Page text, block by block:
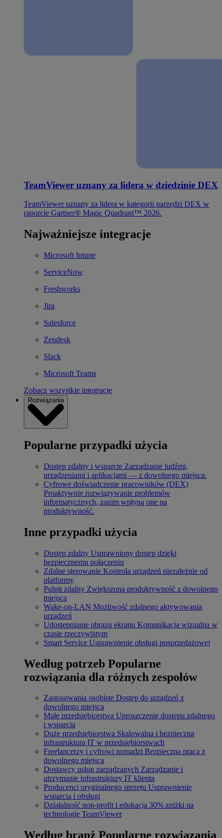
TeamViewer uznany za lidera w dziedzinie DEX
TeamViewer uznany za lidera w kategorii narzędzi DEX w
raporcie Gartner® Magic Quadrant™ 2026.
Najważniejsze integracje
Microsoft Intune
ServiceNow
Freshworks
Jira
Salesforce
Zendesk
Slack
Microsoft Teams
Zobacz wszystkie integracje
Rozwiązania
Popularne przypadki użycia
Dostęp zdalny i wsparcie Zarządzanie ludźmi,
urządzeniami i aplikacjami — z dowolnego miejsca.
Cyfrowe doświadczenie pracowników (DEX)
Proaktywnie rozwiązywanie problemów
informatycznych, zanim wpłyną one na
produktywność.
Inne przypadki użycia
Dostęp zdalny Usprawniony dostęp dzięki
bezpiecznemu połączeniu
Zdalne sterowanie Kontrola urządzeń niezależnie od
platformy
Pulpit zdalny Zwiększona produktywność z dowolnego
miejsca
Wake-on-LAN Możliwość zdalnego aktywowania
urządzeń
Udostępnianie obrazu ekranu Komunikacja wizualna w
czasie rzeczywistym
Smart Service Usprawnienie obsługi posprzedażowej
Według potrzeb Popularne
rozwiązania dla różnych zespołów
Zastosowania osobiste Dostęp do urządzeń z
dowolnego miejsca
Małe przedsiębiorstwa Uproszczenie dostępu zdalnego
i wsparcia
Duże przedsiębiorstwa Skalowalna i bezpieczna
infrastruktura IT w przedsiębiorstwach
Freelancerzy i cyfrowi nomadzi Bezpieczna praca z
dowolnego miejsca
Dostawcy usług zarządzanych Zarządzanie i
utrzymanie infrastruktury IT klienta
Producenci oryginalnego sprzętu Usprawnienie
wsparcia i obsługi
Działalność non-profit i edukacja 30% zniżki na
technologię TeamViewer
Według branż Popularne rozwiązania